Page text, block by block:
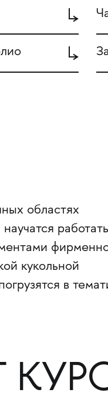
областях
работать
кукольной
в